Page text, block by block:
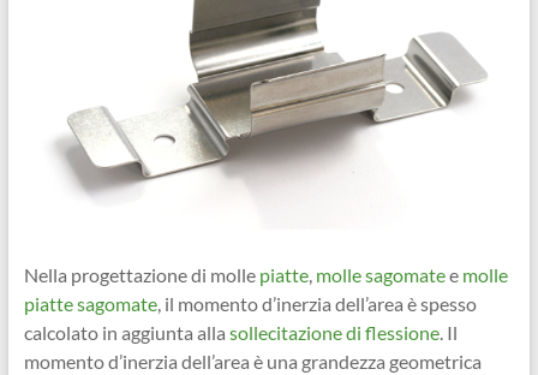
Nella progettazione di molle piatte, molle sagomatee molle
piatte sagomate, il momento d’inerzia dell’area è spesso
calcolato in aggiunta alla sollecitazione di flessione. Il
momento d’inerzia dell’area è una grandezza geometrica